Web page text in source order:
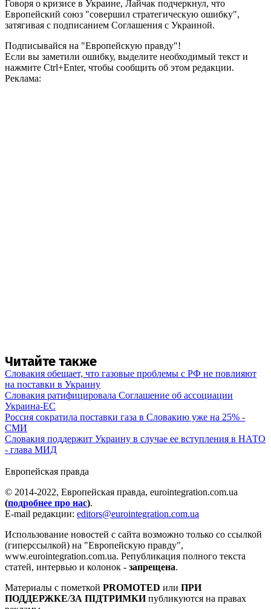
Говоря о кризисе в Украине, Лайчак подчеркнул, что
Европейский союз "совершил стратегическую ошибку",
затягивая с подписанием Соглашения с Украиной.
Подписывайся на "Европейскую правду"!
Если вы заметили ошибку, выделите необходимый текст и
нажмите Ctrl+Enter, чтобы сообщить об этом редакции.
Реклама:
Читайте также
Словакия обещает, что газовые проблемы с РФ не повлияют
на поставки в Украину
Словакия ратифицировала Соглашение об ассоциации
Украина-ЕС
Россия сократила поставки газа в Словакию уже на 25% -
СМИ
Словакия поддержит Украину в случае ее вступления в НАТО
- глава МИД
Европейская правда
© 2014-2022, Европейская правда, eurointegration.com.ua
(подробнее про нас).
E-mail редакции: editors@eurointegration.com.ua
Использование новостей с сайта возможно только со ссылкой
(гиперссылкой) на "Европейскую правду",
www.eurointegration.com.ua. Републикация полного текста
статей, интервью и колонок - запрещена.
Материалы с пометкой PROMOTED или ПРИ
ПОДДЕРЖКЕ/ЗА ПІДТРИМКИпубликуются на правах